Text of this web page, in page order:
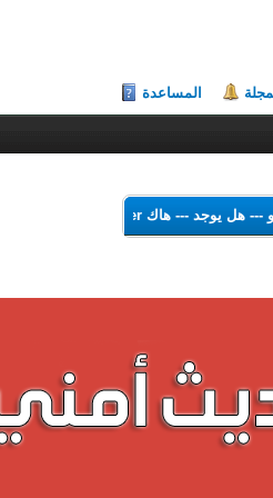
المساعدة
العضو---هل يوجد---